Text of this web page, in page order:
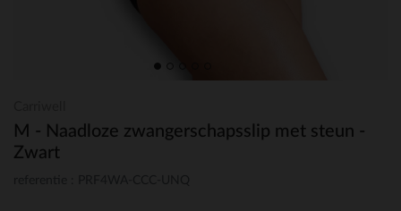
M - Naadloze zwangerschapsslip met steun -
Zwart